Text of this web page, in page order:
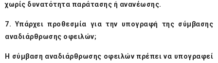
χωρίς δυνατότητα παράτασης ή ανανέωσης.
7. Υπάρχει προθεσμία για την υπογραφή της σύμβασης
αναδιάρθρωσης οφειλών;
Η σύμβαση αναδιάρθρωσης οφειλών πρέπει να υπογραφεί